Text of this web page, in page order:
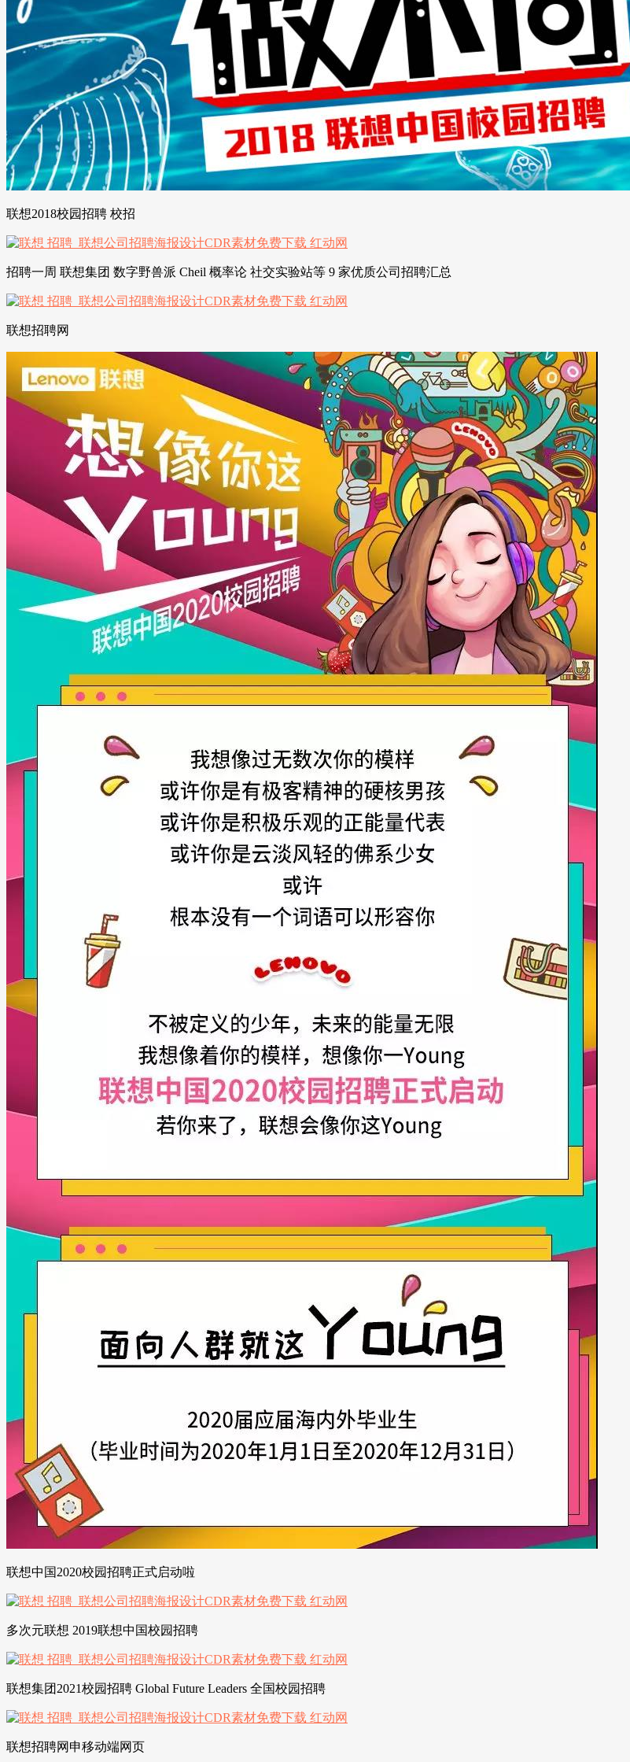
联想2018校园招聘 校招
招聘一周 联想集团 数字野兽派 Cheil 概率论 社交实验站等 9 家优质公司招聘汇总
联想招聘网
联想中国2020校园招聘正式启动啦
多次元联想 2019联想中国校园招聘
联想集团2021校园招聘 Global Future Leaders 全国校园招聘
联想招聘网申移动端网页